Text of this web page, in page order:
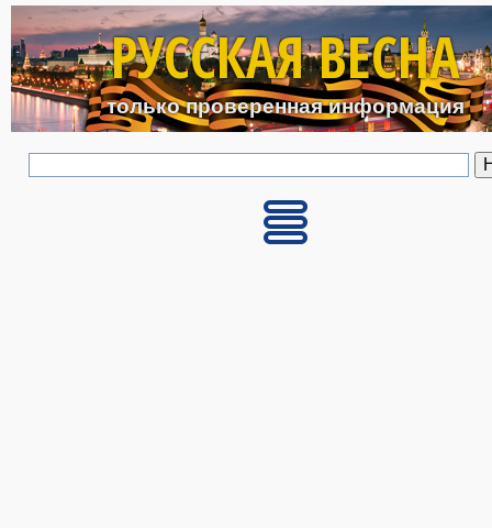
Перейти к основному
РУССКАЯ ВЕСНА
только проверенная информация